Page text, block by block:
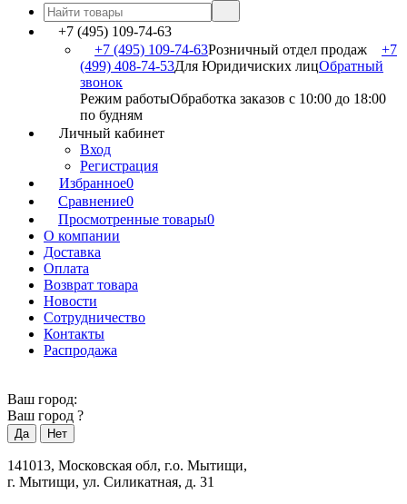
+7 (495) 109-74-63
+7 (495) 109-74-63Розничный отдел продаж
+7
(499) 408-74-53Для Юридичиских лицОбратный
звонок
Режим работыОбработка заказов с 10:00 до 18:00
по будням
Личный кабинет
Вход
Регистрация
Избранное0
Сравнение0
Просмотренные товары0
О компании
Доставка
Оплата
Возврат товара
Новости
Сотрудничество
Контакты
Распродажа
Ваш город:
Ваш город ?
141013, Московская обл, г.о. Мытищи,
г. Мытищи, ул. Силикатная, д. 31